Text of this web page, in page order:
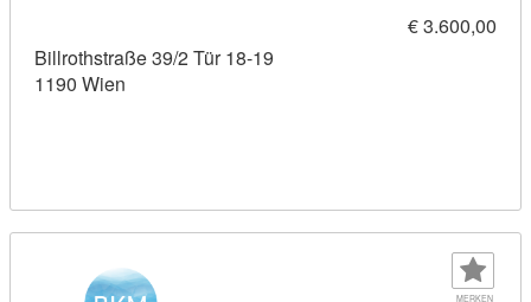
€ 3.600,00
Billrothstraße 39/2 Tür 18-19
1190 Wien
MERKEN